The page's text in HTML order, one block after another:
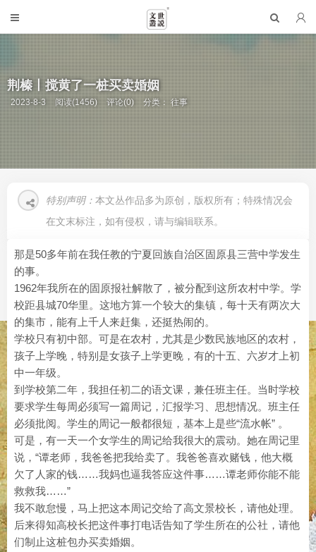
荆榛丨搅黄了一桩买卖婚姻
2023-8-3 阅读(1456) 评论(0) 分类：往事
特别声明： 本文丛作品多为原创，版权所有；特殊情况会
在文末标注，如有侵权，请与编辑联系。
那是50多年前在我任教的宁夏回族自治区固原县三营中学发生
的事。
1962年我所在的固原报社解散了，被分配到这所农村中学。学
校距县城70华里。这地方算一个较大的集镇，每十天有两次大
的集市，能有上千人来赶集，还挺热闹的。
学校只有初中部。可是在农村，尤其是少数民族地区的农村，
孩子上学晚，特别是女孩子上学更晚，有的十五、六岁才上初
中一年级。
到学校第二年，我担任初二的语文课，兼任班主任。当时学校
要求学生每周必须写一篇周记，汇报学习、思想情况。班主任
必须批阅。学生的周记一般都很短，基本上是些“流水帐” 。
可是，有一天一个女学生的周记给我很大的震动。她在周记里
说，“谭老师，我爸爸把我给卖了。我爸爸喜欢赌钱，他大概
欠了人家的钱……我妈也逼我答应这件事……谭老师你能不能
救救我……”
我不敢怠慢，马上把这本周记交给了高文景校长，请他处理。
后来得知高校长把这件事打电话告知了学生所在的公社，请他
们制止这桩包办买卖婚姻。